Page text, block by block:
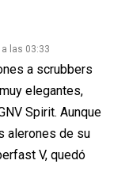
las 03:33
a scrubbers
elegantes,
Spirit. Aunque
alerones de su
V, quedó